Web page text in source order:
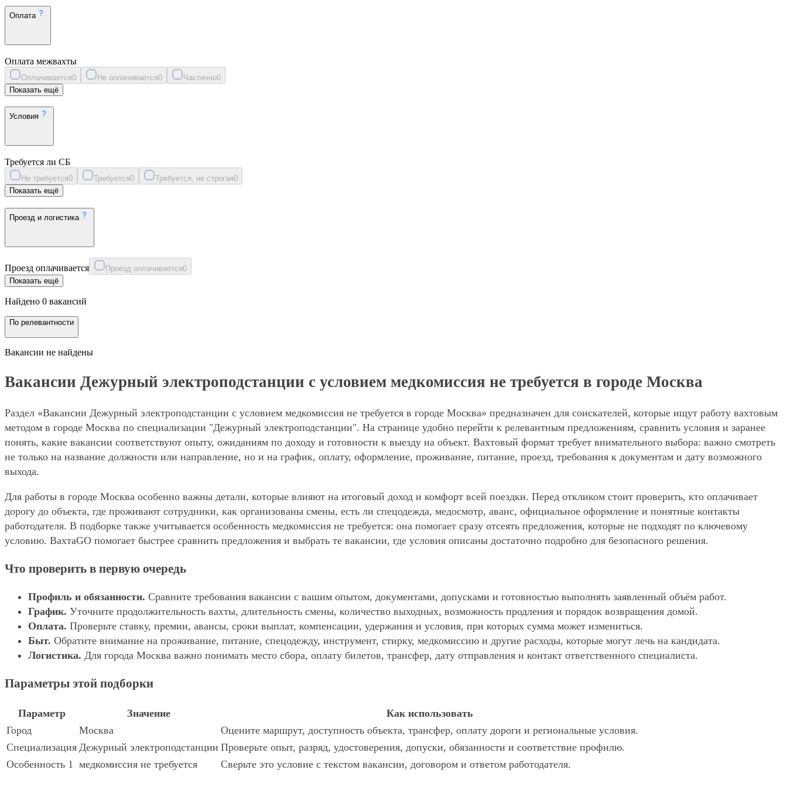
Оплата
Оплата межвахты
Оплачивается0 Не оплачивается0 Частично0
Показать ещё
Условия
Требуется ли СБ
Не требуется0 Требуется0 Требуется, не строгая0
Показать ещё
Проезд и логистика
Проезд оплачивается Проезд оплачивается0
Показать ещё
Найдено 0 вакансий
По релевантности
Вакансии не найдены
Вакансии Дежурный электроподстанции с условием медкомиссия не требуется в городе Москва
Раздел «Вакансии Дежурный электроподстанции с условием медкомиссия не требуется в городе Москва» предназначен для соискателей, которые ищут работу вахтовым
методом в городе Москва по специализации "Дежурный электроподстанции". На странице удобно перейти к релевантным предложениям, сравнить условия и заранее
понять, какие вакансии соответствуют опыту, ожиданиям по доходу и готовности к выезду на объект. Вахтовый формат требует внимательного выбора: важно смотреть
не только на название должности или направление, но и на график, оплату, оформление, проживание, питание, проезд, требования к документам и дату возможного
выхода.
Для работы в городе Москва особенно важны детали, которые влияют на итоговый доход и комфорт всей поездки. Перед откликом стоит проверить, кто оплачивает
дорогу до объекта, где проживают сотрудники, как организованы смены, есть ли спецодежда, медосмотр, аванс, официальное оформление и понятные контакты
работодателя. В подборке также учитывается особенность медкомиссия не требуется: она помогает сразу отсеять предложения, которые не подходят по ключевому
условию. ВахтаGO помогает быстрее сравнить предложения и выбрать те вакансии, где условия описаны достаточно подробно для безопасного решения.
Что проверить в первую очередь
Профиль и обязанности. Сравните требования вакансии с вашим опытом, документами, допусками и готовностью выполнять заявленный объём работ.
График. Уточните продолжительность вахты, длительность смены, количество выходных, возможность продления и порядок возвращения домой.
Оплата. Проверьте ставку, премии, авансы, сроки выплат, компенсации, удержания и условия, при которых сумма может измениться.
Быт. Обратите внимание на проживание, питание, спецодежду, инструмент, стирку, медкомиссию и другие расходы, которые могут лечь на кандидата.
Логистика. Для города Москва важно понимать место сбора, оплату билетов, трансфер, дату отправления и контакт ответственного специалиста.
Параметры этой подборки
Параметр Значение
Как использовать
Город
Москва
Оцените маршрут, доступность объекта, трансфер, оплату дороги и региональные условия.
Специализация Дежурный электроподстанции Проверьте опыт, разряд, удостоверения, допуски, обязанности и соответствие профилю.
Особенность 1 медкомиссия не требуется Сверьте это условие с текстом вакансии, договором и ответом работодателя.